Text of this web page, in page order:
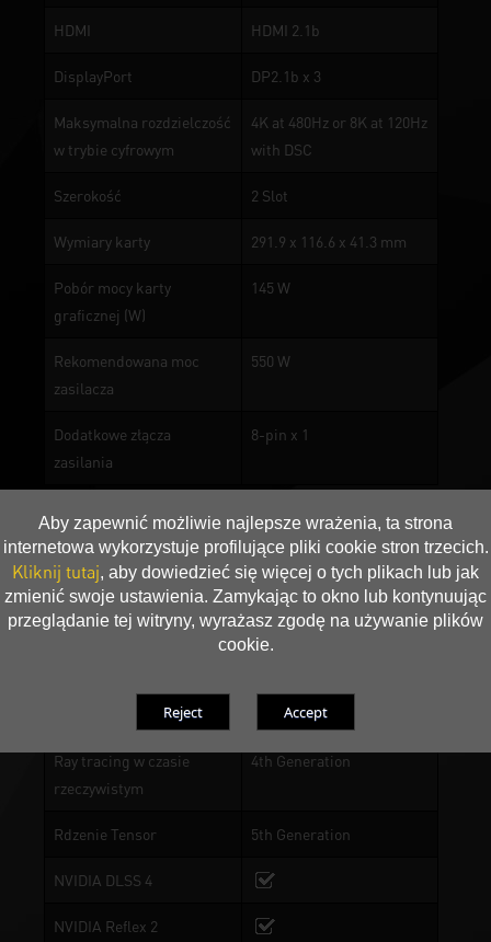
Aby zapewnić możliwie najlepsze wrażenia, ta strona
internetowa wykorzystuje profilujące pliki cookie stron trzecich.
Kliknij tutaj, aby dowiedzieć się więcej o tych plikach lub jak
zmienić swoje ustawienia. Zamykając to okno lub kontynuując
przeglądanie tej witryny, wyrażasz zgodę na używanie plików
cookie.
HDMI HDMI 2.1b
DisplayPort DP2.1b x 3
Maksymalna rozdzielczość
w trybie cyfrowym
4K at 480Hz or 8K at 120Hz
with DSC
Szerokość 2 Slot
Wymiary karty 291.9 x 116.6 x 41.3 mm
Pobór mocy karty
graficznej (W)
145 W
Rekomendowana moc
zasilacza
550 W
Dodatkowe złącza
zasilania
8-pin x 1
Composite Heat Pipe
Miedziana podstawa
DrMOS
Architektura NVIDIA Blackwell
Ray tracing w czasie
rzeczywistym
4th Generation
Rdzenie Tensor 5th Generation
NVIDIA DLSS 4
NVIDIA Reflex 2